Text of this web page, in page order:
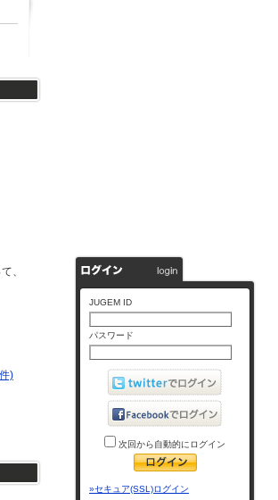
、
)
JUGEM ID
パスワード
次回から自動的にログイン
»セキュア(SSL)ログイン